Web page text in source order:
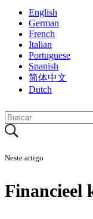
English
German
French
Italian
Portuguese
Spanish
简体中文
Dutch
Neste artigo
Financieel